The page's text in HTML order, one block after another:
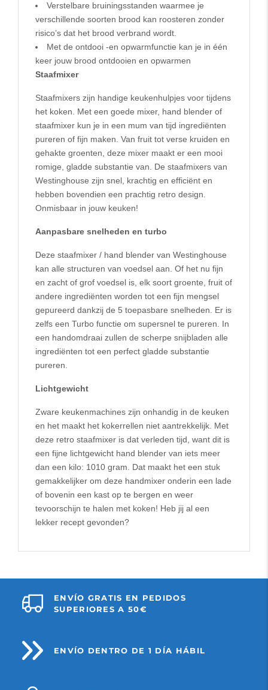
Verstelbare bruiningsstanden waarmee je
verschillende soorten brood kan roosteren zonder
risico’s dat het brood verbrand wordt.
Met de ontdooi -en opwarmfunctie kan je in één
keer jouw brood ontdooien en opwarmen
Staafmixer
Staafmixers zijn handige keukenhulpjes voor tijdens
het koken. Met een goede mixer, hand blender of
staafmixer kun je in een mum van tijd ingrediënten
pureren of fijn maken. Van fruit tot verse kruiden en
gehakte groenten, deze mixer maakt er een mooi
romige, gladde substantie van. De staafmixers van
Westinghouse zijn snel, krachtig en efficiënt en
hebben bovendien een prachtig retro design.
Onmisbaar in jouw keuken!
Aanpasbare snelheden en turbo
Deze staafmixer / hand blender van Westinghouse
kan alle structuren van voedsel aan. Of het nu fijn
en zacht of grof voedsel is, elk soort groente, fruit of
andere ingrediënten worden tot een fijn mengsel
gepureerd dankzij de 5 toepasbare snelheden. Er is
zelfs een Turbo functie om supersnel te pureren. In
een handomdraai zullen de scherpe snijbladen alle
ingrediënten tot een perfect gladde substantie
pureren.
Lichtgewicht
Zware keukenmachines zijn onhandig in de keuken
en het maakt het kokerrellen niet aantrekkelijk. Met
deze retro staafmixer is dat verleden tijd, want dit is
een fijne lichtgewicht hand blender van iets meer
dan een kilo: 1010 gram. Dat maakt het een stuk
gemakkelijker om deze handmixer onderin een lade
of bovenin een kast op te bergen en weer
tevoorschijn te halen met koken! Heb jij al een
lekker recept gevonden?
ENVÍO GRATIS EN PEDIDOS
SUPERIORES A 50€
ENVÍO DENTRO DE 1 DÍA HÁBIL